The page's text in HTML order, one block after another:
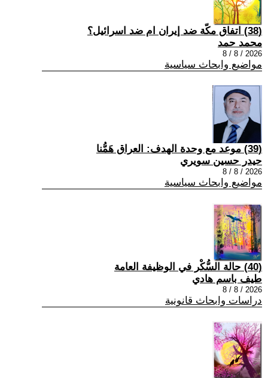
(38) اتفاق مكّة ضد إيران ام ضد اسرائيل؟
محمد حمد
2026 / 8 / 8
مواضيع وابحاث سياسية
(39) موعد مع وحدة الهدف: العراق هَمُّنا
حيدر حسين سويري
2026 / 8 / 8
مواضيع وابحاث سياسية
(40) حالة السُّكْر في الوظيفة العامة
طيف باسم هادي
2026 / 8 / 8
دراسات وابحاث قانونية